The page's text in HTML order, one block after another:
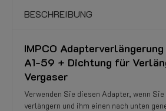
BESCHREIBUNG
IMPCO
A1-59 + Dichtung für
Vergaser
Verwenden Sie diesen Adapter, wenn
verlängern und ihm einen nach unten